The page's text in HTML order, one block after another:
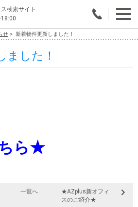
検索サイト
せ 新着物件更新しました！
ました！
ら★
一覧へ
★AZplus新オフィ
スのご紹介★